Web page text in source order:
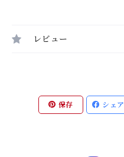
レビュー
保存 シェア